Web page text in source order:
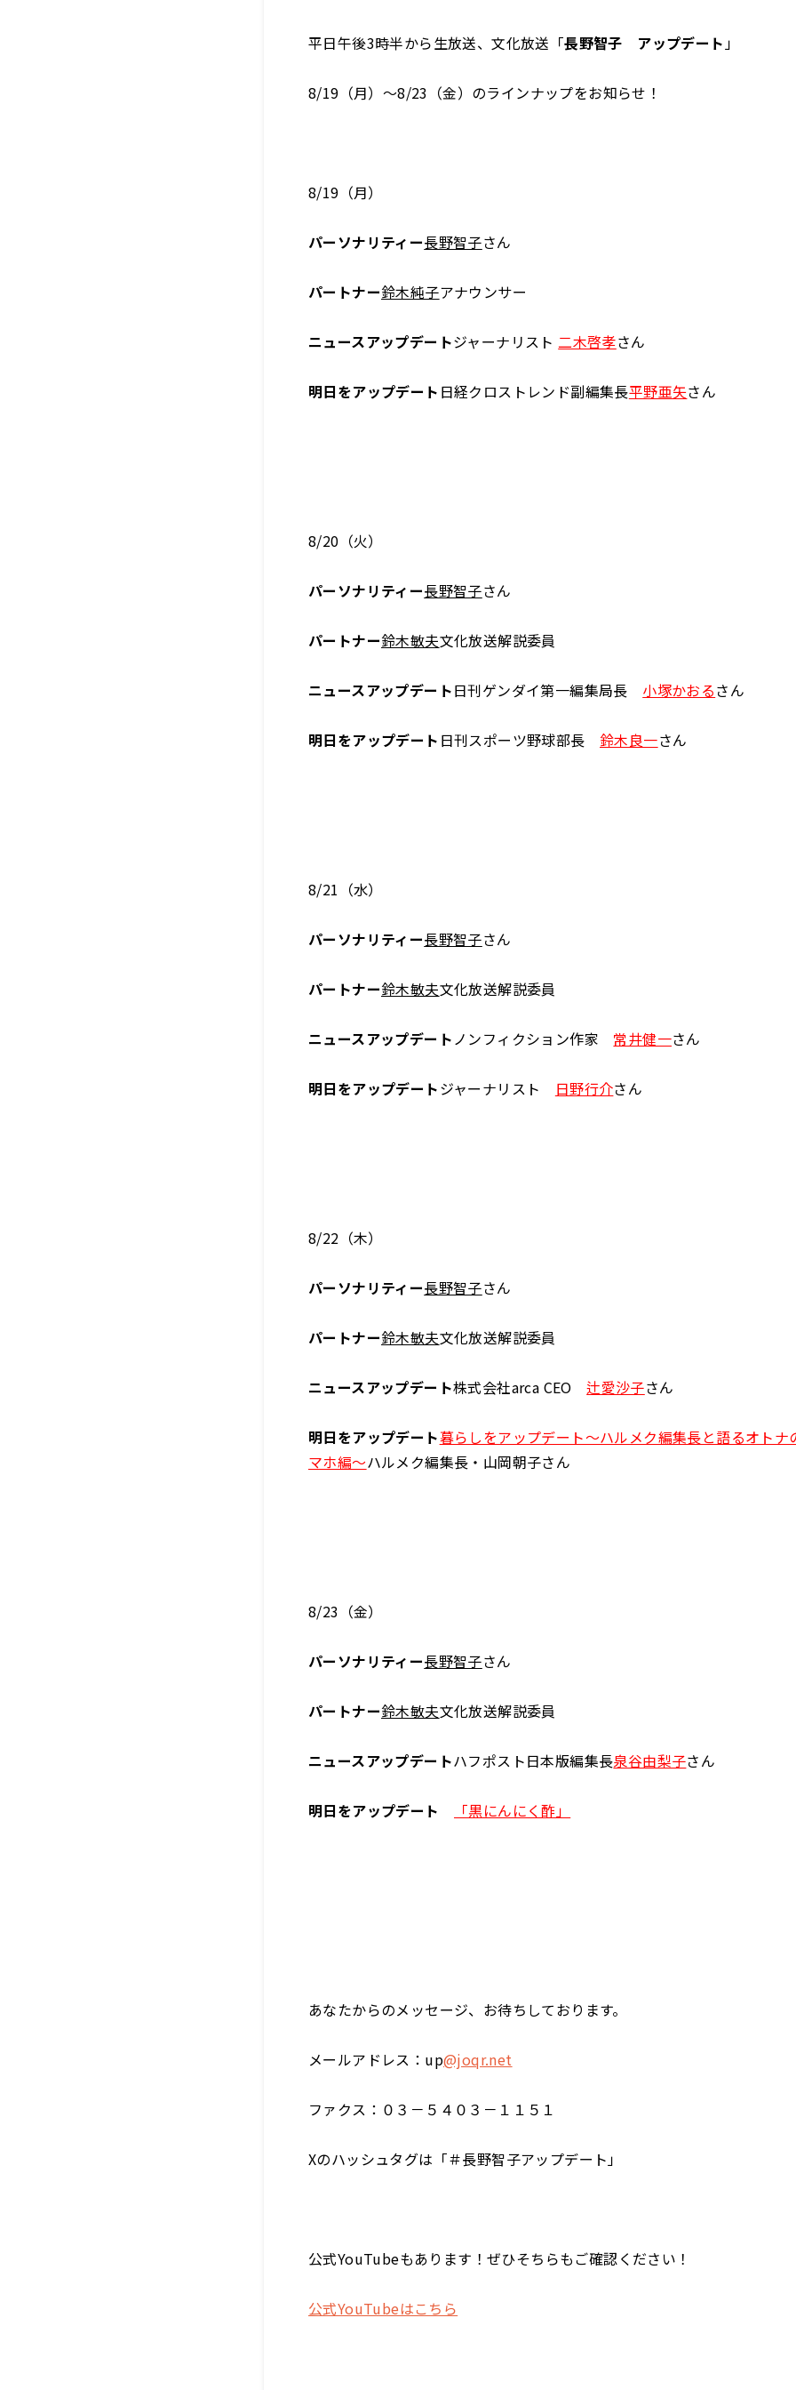
平日午後3時半から生放送、文化放送「長野智子 アップデート 」
8/19（月）～8/23（金）のラインナップをお知らせ！
8/19（月）
パーソナリティー長野智子さん
パートナー鈴木純子アナウンサー
ニュースアップデートジャーナリスト 二木啓孝さん
明日をアップデート 日経クロストレンド副編集長平野亜矢さん
8/20（火）
パーソナリティー長野智子さん
パートナー鈴木敏夫文化放送解説委員
ニュースアップデート日刊ゲンダイ第一編集局長 小塚かおるさん
明日をアップデート 日刊スポーツ野球部長 鈴木良一さん
8/21（水）
パーソナリティー長野智子さん
パートナー鈴木敏夫文化放送解説委員
ニュースアップデート ノンフィクション作家 常井健一さん
明日をアップデートジャーナリスト 日野行介さん
8/22（木）
パーソナリティー長野智子さん
パートナー鈴木敏夫文化放送解説委員
ニュースアップデート株式会社arca CEO辻愛沙子さん
明日をアップデート暮らしをアップデート～ハルメク編集長と語るオトナ
マホ編～ハルメク編集長・山岡朝子さん
8/23（金）
パーソナリティー長野智子さん
パートナー鈴木敏夫文化放送解説委員
ニュースアップデートハフポスト日本版編集長泉谷由梨子さん
明日をアップデート 「黒にんにく酢」
あなたからのメッセージ、お待ちしております。
メールアドレス：up@joqr.net
ファクス：０３－５４０３－１１５１
Xのハッシュタグは「＃長野智子アップデート」
公式YouTubeもあります！ぜひそちらもご確認ください！
公式YouTubeはこちら